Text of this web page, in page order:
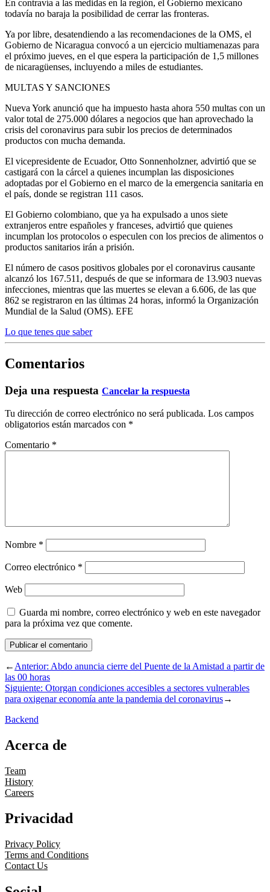
En contravía a las medidas en la región, el Gobierno mexicano
todavía no baraja la posibilidad de cerrar las fronteras.
Ya por libre, desatendiendo a las recomendaciones de la OMS, el
Gobierno de Nicaragua convocó a un ejercicio multiamenazas para
el próximo jueves, en el que espera la participación de 1,5 millones
de nicaragüenses, incluyendo a miles de estudiantes.
MULTAS Y SANCIONES
Nueva York anunció que ha impuesto hasta ahora 550 multas con un
valor total de 275.000 dólares a negocios que han aprovechado la
crisis del coronavirus para subir los precios de determinados
productos con mucha demanda.
El vicepresidente de Ecuador, Otto Sonnenholzner, advirtió que se
castigará con la cárcel a quienes incumplan las disposiciones
adoptadas por el Gobierno en el marco de la emergencia sanitaria en
el país, donde se registran 111 casos.
El Gobierno colombiano, que ya ha expulsado a unos siete
extranjeros entre españoles y franceses, advirtió que quienes
incumplan los protocolos o especulen con los precios de alimentos o
productos sanitarios irán a prisión.
El número de casos positivos globales por el coronavirus causante
alcanzó los 167.511, después de que se informara de 13.903 nuevas
infecciones, mientras que las muertes se elevan a 6.606, de las que
862 se registraron en las últimas 24 horas, informó la Organización
Mundial de la Salud (OMS). EFE
Lo que tenes que saber
Comentarios
Deja una respuesta Cancelar la respuesta
Tu dirección de correo electrónico no será publicada. Los campos
obligatorios están marcados con *
Comentario *
Nombre *
Correo electrónico *
Web
Guarda mi nombre, correo electrónico y web en este navegador
para la próxima vez que comente.
←Anterior: Abdo anuncia cierre del Puente de la Amistad a partir de
las 00 horas
Siguiente: Otorgan condiciones accesibles a sectores vulnerables
para oxigenar economía ante la pandemia del coronavirus→
Backend
Acerca de
Team
History
Careers
Privacidad
Privacy Policy
Terms and Conditions
Contact Us